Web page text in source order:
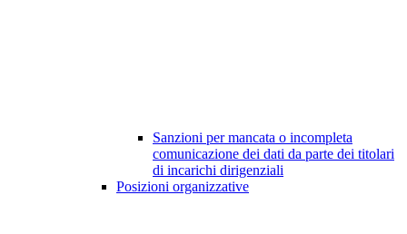
Sanzioni per mancata o incompleta
comunicazione dei dati da parte dei titolari
di incarichi dirigenziali
Posizioni organizzative